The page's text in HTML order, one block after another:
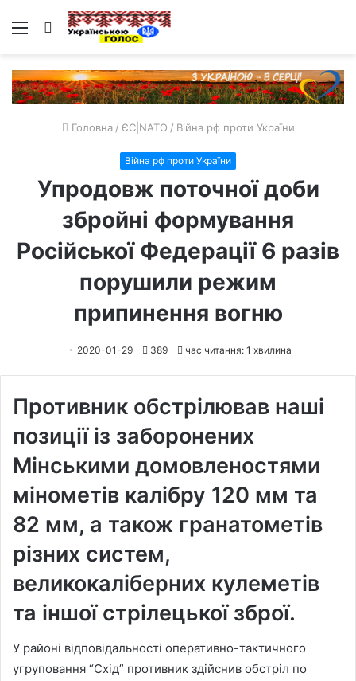
Меню Пошук
Головна / ЄС|NATO / Війна рф проти України
Війна рф проти України
Упродовж поточної доби
збройні формування
Російської Федерації 6 разів
порушили режим
припинення вогню
2020-01-29 389 час читання: 1 хвилина
Противник обстрілював наші
позиції із заборонених
Мінськими домовленостями
мінометів калібру 120 мм та
82 мм, а також гранатометів
різних систем,
великокаліберних кулеметів
та іншої стрілецької зброї.
У районі відповідальності оперативно-тактичного
угруповання “Схід” противник здійснив обстріл по